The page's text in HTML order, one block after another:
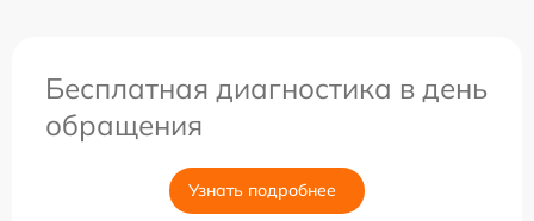
Бесплатная диагностика в день
обращения
Узнать подробнее